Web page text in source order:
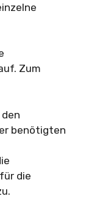
Zum
den
benötigten
die